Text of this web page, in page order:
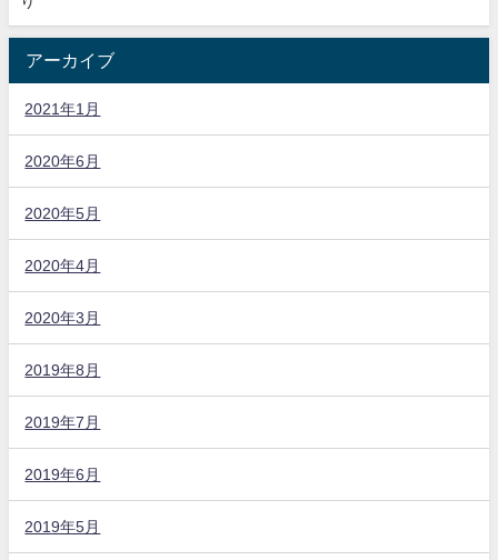
アーカイブ
2021年1月
2020年6月
2020年5月
2020年4月
2020年3月
2019年8月
2019年7月
2019年6月
2019年5月